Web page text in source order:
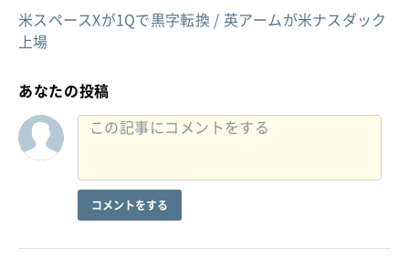
米スペースXが1Qで黒字転換 / 英アームが米ナスダック
上場
あなたの投稿
コメントをする